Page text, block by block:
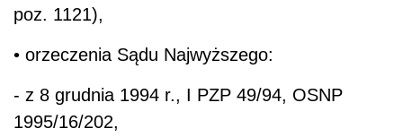
poz. 1121),
• orzeczenia Sądu Najwyższego:
- z 8 grudnia 1994 r., I PZP 49/94, OSNP
1995/16/202,